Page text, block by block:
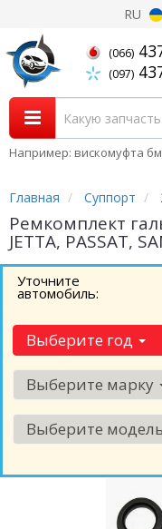
RU
(066)
(097)
Например: вискомуфта
Главная Суппорт
Ремкомплект
JETTA, PASSAT,
Уточните
автомобиль:
Выберите год
Выберите марку
Выберите модель